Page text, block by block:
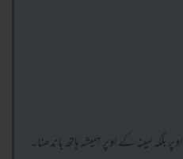
سینہ کے اوپر ہمیشہ ہاتھ باندھنا۔